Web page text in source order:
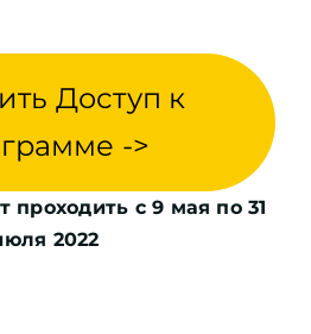
Доступ к
->
проходить с 9 мая по 31
2022